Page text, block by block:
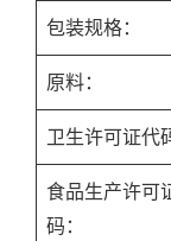
包装规格：
原料：
卫生许可证代
食品生产许可
码：